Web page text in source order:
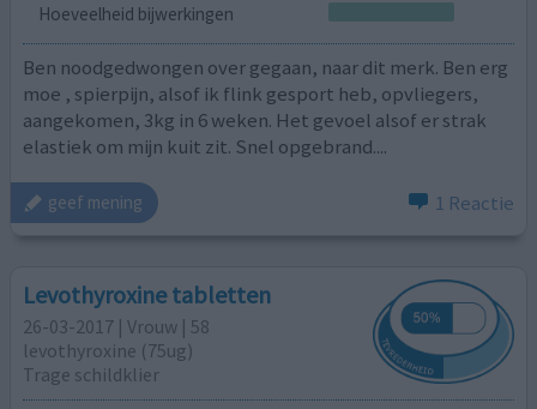
Hoeveelheid bijwerkingen
Ben noodgedwongen over gegaan, naar dit merk. Ben erg
moe , spierpijn, alsof ik flink gesport heb, opvliegers,
aangekomen, 3kg in 6 weken. Het gevoel alsof er strak
elastiek om mijn kuit zit. Snel opgebrand....
geef mening 1 Reactie
Levothyroxine tabletten
26-03-2017 | Vrouw | 58
levothyroxine (75ug)
Trage schildklier